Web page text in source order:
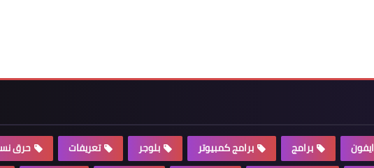
ايفون برامج برامج كمبيوتر بلوجر تعريفات حرق